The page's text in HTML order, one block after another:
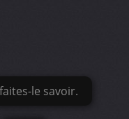
le savoir.